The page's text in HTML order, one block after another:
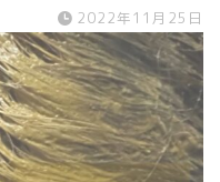
2022年11月25日